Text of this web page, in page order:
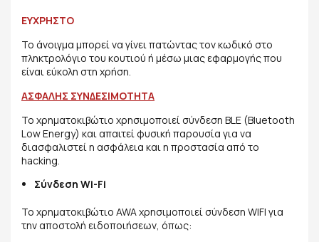
ΕΥΧΡΗΣΤΟ
Το άνοιγμα μπορεί να γίνει πατώντας τον κωδικό στο
πληκτρολόγιο του κουτιού ή μέσω μιας εφαρμογής που
είναι εύκολη στη χρήση.
ΑΣΦΑΛΗΣ ΣΥΝΔΕΣΙΜΟΤΗΤΑ
Το χρηματοκιβώτιο χρησιμοποιεί σύνδεση BLE (Bluetooth
Low Energy) και απαιτεί φυσική παρουσία για να
διασφαλιστεί η ασφάλεια και η προστασία από το
hacking.
Σύνδεση Wi-Fi
Το χρηματοκιβώτιο AWA χρησιμοποιεί σύνδεση WIFI για
την αποστολή ειδοποιήσεων, όπως: